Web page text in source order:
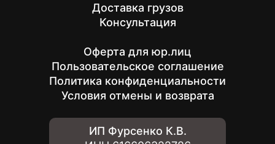
Доставка грузов
Консультация
Оферта для юр.лиц
Пользовательское соглашение
Политика конфиденциальности
Условия отмены и возврата
ИП Фурсенко К.В.